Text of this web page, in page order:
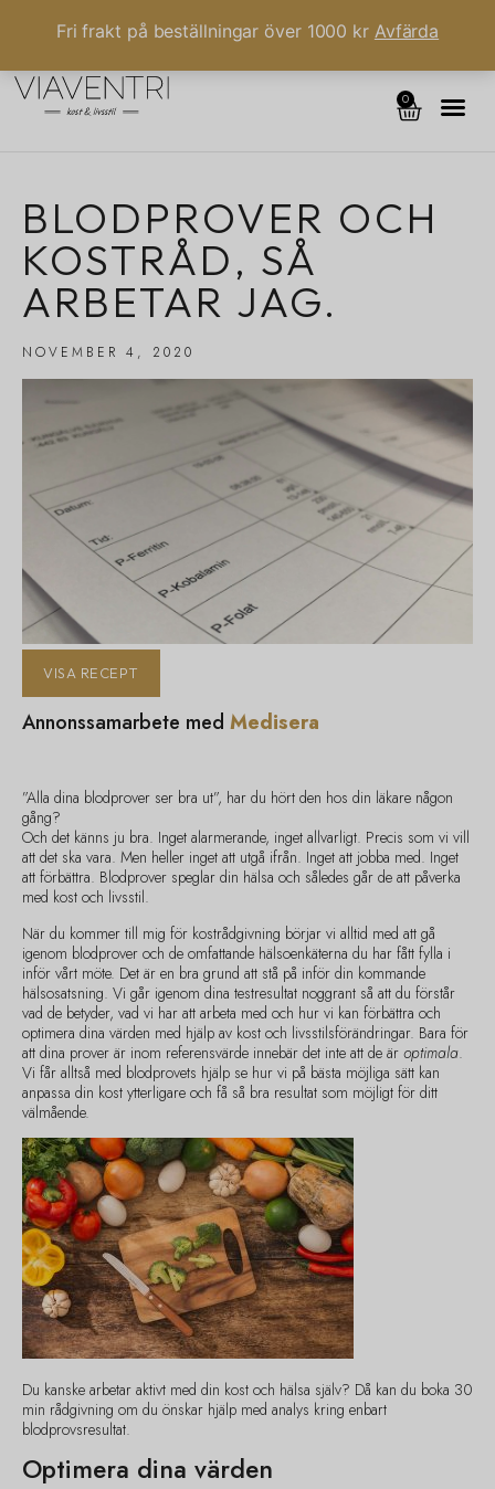
Fri frakt på beställningar över 1000 kr Avfärda
0
BLODPROVER OCH
KOSTRÅD, SÅ
ARBETAR JAG.
NOVEMBER 4, 2020
VISA RECEPT
Annonssamarbete med Medisera
”Alla dina blodprover ser bra ut”, har du hört den hos din läkare någon
gång?
Och det känns ju bra. Inget alarmerande, inget allvarligt. Precis som vi vill
att det ska vara. Men heller inget att utgå ifrån. Inget att jobba med. Inget
att förbättra. Blodprover speglar din hälsa och således går de att påverka
med kost och livsstil.
När du kommer till mig för kostrådgivning börjar vi alltid med att gå
igenom blodprover och de omfattande hälsoenkäterna du har fått fylla i
inför vårt möte. Det är en bra grund att stå på inför din kommande
hälsosatsning. Vi går igenom dina testresultat noggrant så att du förstår
vad de betyder, vad vi har att arbeta med och hur vi kan förbättra och
optimera dina värden med hjälp av kost och livsstilsförändringar. Bara för
att dina prover är inom referensvärde innebär det inte att de är optimala.
Vi får alltså med blodprovets hjälp se hur vi på bästa möjliga sätt kan
anpassa din kost ytterligare och få så bra resultat som möjligt för ditt
välmående.
Du kanske arbetar aktivt med din kost och hälsa själv? Då kan du boka 30
min rådgivning om du önskar hjälp med analys kring enbart
blodprovsresultat.
Optimera dina värden